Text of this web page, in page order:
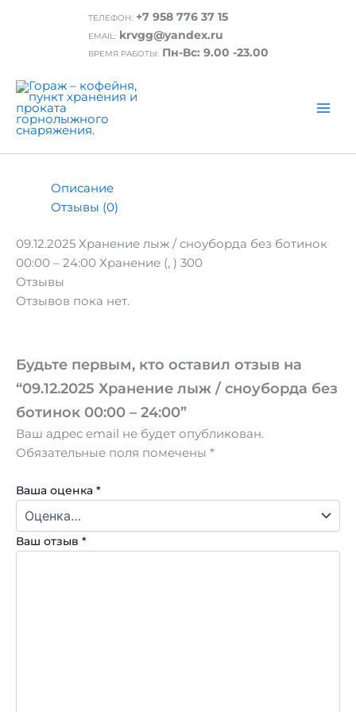
ТЕЛЕФОН: +7 958 776 37 15
EMAIL: krvgg@yandex.ru
ВРЕМЯ РАБОТЫ:Пн-Вс: 9.00 -23.00
/ 09.12.2025 Хранение лыж / сноуборда без
ботинок 00:00 – 24:00
ботинок 00:00 – 24:00
₽300.00
Описание
Отзывы (0)
09.12.2025 Хранение лыж / сноуборда без ботинок
00:00 – 24:00 Хранение (, ) 300
Отзывы
Отзывов пока нет.
Будьте первым, кто оставил отзыв на
“09.12.2025 Хранение лыж / сноуборда без
ботинок 00:00 – 24:00”
Ваш адрес email не будет опубликован.
Обязательные поля помечены *
Ваша оценка *
Ваш отзыв *